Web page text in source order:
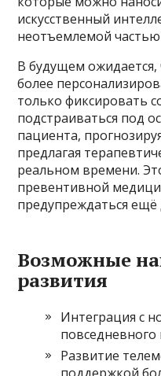
искусственный
неотъемлемой частью
В будущем ожидается,
более
только фиксировать
подстраиваться под
пациента,
предлагая
реальном времени.
превентивной
предупреждаться
Возможные
развития
Интеграция с
повседневного
Развитие